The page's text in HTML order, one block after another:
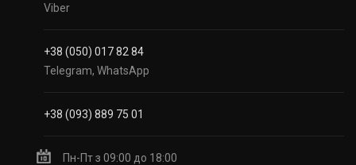
Viber
+38 (050) 017 82 84
Telegram, WhatsApp
+38 (093) 889 75 01
Пн-Пт з 09:00 до 18:00